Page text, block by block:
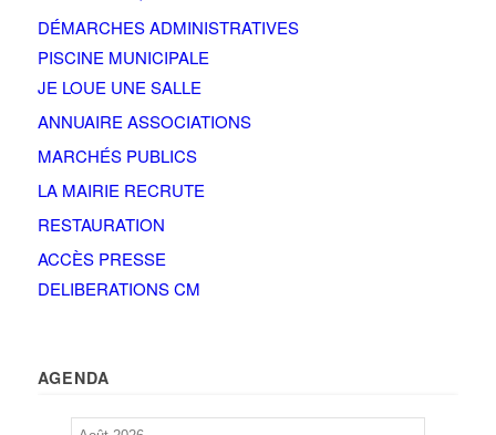
DÉMARCHES ADMINISTRATIVES
PISCINE MUNICIPALE
JE LOUE UNE SALLE
ANNUAIRE ASSOCIATIONS
MARCHÉS PUBLICS
LA MAIRIE RECRUTE
RESTAURATION
ACCÈS PRESSE
DELIBERATIONS CM
AGENDA